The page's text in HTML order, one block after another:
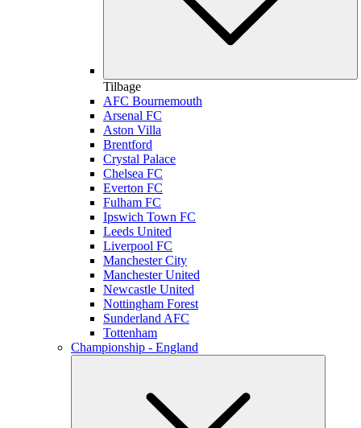
Tilbage
AFC Bournemouth
Arsenal FC
Aston Villa
Brentford
Crystal Palace
Chelsea FC
Everton FC
Fulham FC
Ipswich Town FC
Leeds United
Liverpool FC
Manchester City
Manchester United
Newcastle United
Nottingham Forest
Sunderland AFC
Tottenham
Championship - England